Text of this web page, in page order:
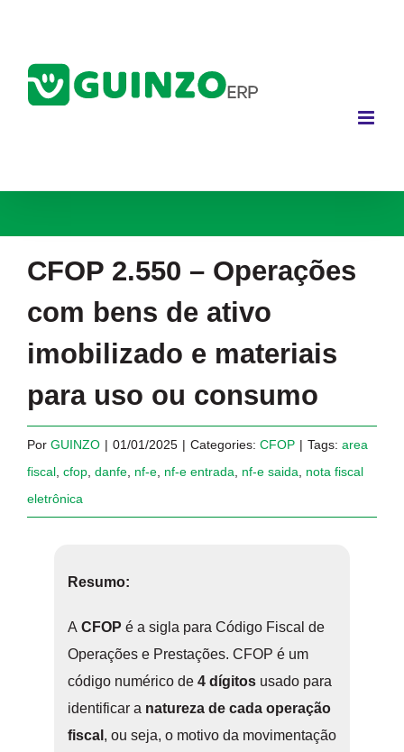
conteúdo
CFOP 2.550 – Operações
com bens de ativo
imobilizado e materiais
para uso ou consumo
Por GUINZO | 01/01/2025 | Categories: CFOP | Tags: area
fiscal cfop danfe nf-e nf-e entrada nf-e saida
nota fiscal
eletrônica
Resumo:
A CFOP é a sigla para Código Fiscal de
Operações e Prestações. CFOP é um
código numérico de 4 dígitos usado para
identificar a natureza de cada operação
fiscal , ou seja, o motivo da movimentação